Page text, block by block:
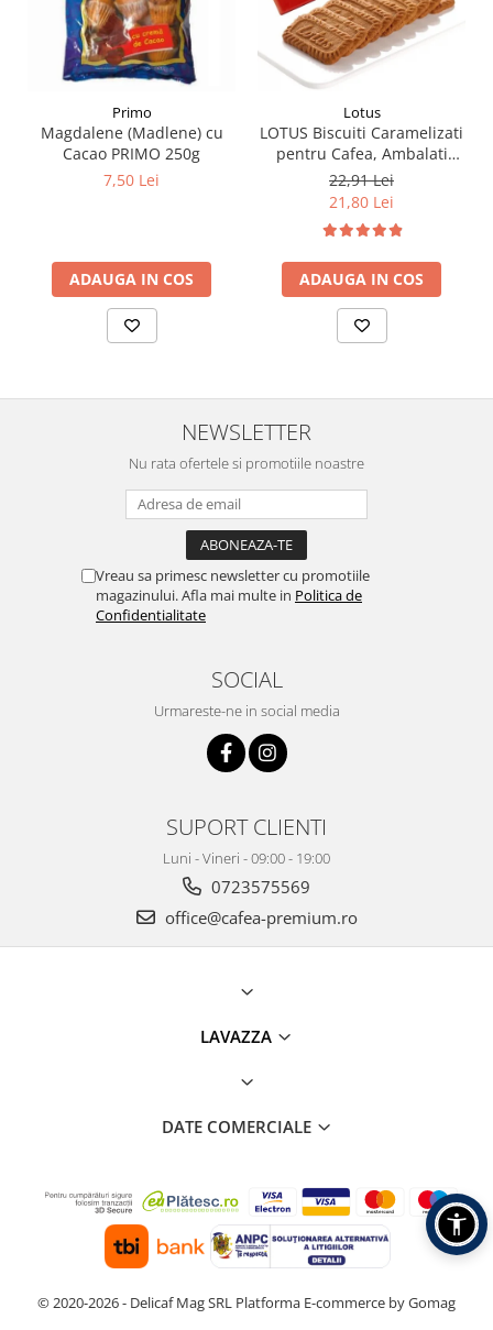
Primo
Magdalene (Madlene) cu
Cacao PRIMO 250g
7,50 Lei
ADAUGA IN COS
Lotus
LOTUS Biscuiti Caramelizati
pentru Cafea, Ambalati
Individual 50buc 312.5g
22,91 Lei
21,80 Lei
ADAUGA IN COS
NEWSLETTER
Nu rata ofertele si promotiile noastre
Vreau sa primesc newsletter cu promotiile
magazinului. Afla mai multe in Politica de
Confidentialitate
SOCIAL
Urmareste-ne in social media
SUPORT CLIENTI
Luni - Vineri - 09:00 - 19:00
0723575569
office@cafea-premium.ro
LAVAZZA
DATE COMERCIALE
© 2020-2026 - Delicaf Mag SRL Platforma E-commerce by Gomag